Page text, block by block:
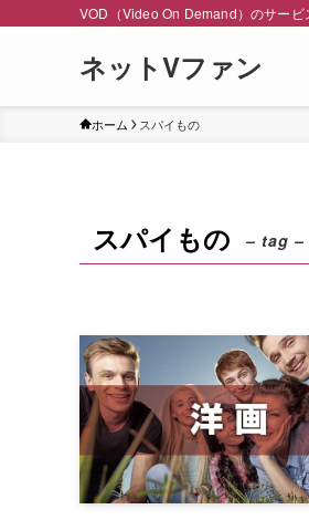
VOD（Video On Demand）のサー
ネットVファン
ホーム スパイもの
スパイもの – tag –